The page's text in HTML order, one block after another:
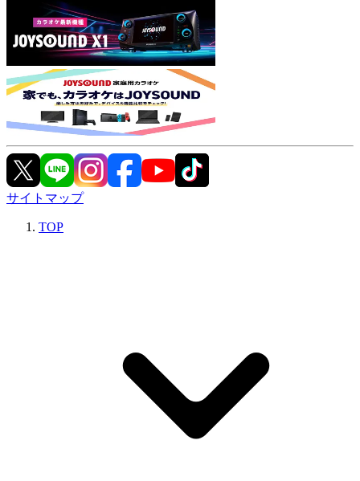
サイトマップ
TOP